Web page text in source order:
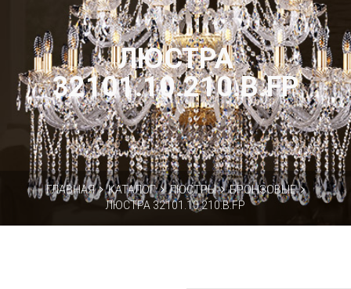
ЛЮСТРА
32101.10.210.B.FP
ГЛАВНАЯ КАТАЛОГ ЛЮСТРЫ
БРОНЗОВЫЕ
ЛЮСТРА 32101.10.210.B.FP